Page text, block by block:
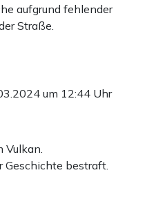
aufgrund fehlender
Straße.
um 12:44 Uhr
Vulkan.
Geschichte bestraft.